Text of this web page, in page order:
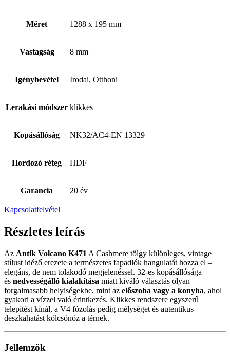
Méret 1288 x 195 mm
Vastagság 8 mm
Igénybevétel Irodai, Otthoni
Lerakási módszer klikkes
Kopásállóság NK32/AC4-EN 13329
Hordozó réteg HDF
Garancia 20 év
Kapcsolatfelvétel
Részletes leírás
Az Antik Volcano K471 A Cashmere tölgy különleges, vintage
stílust idéző erezete a természetes fapadlók hangulatát hozza el –
elegáns, de nem tolakodó megjelenéssel. 32-es kopásállósága
és nedvességálló kialakítása miatt kiváló választás olyan
forgalmasabb helyiségekbe, mint az előszoba vagy a konyha, ahol
gyakori a vízzel való érintkezés. Klikkes rendszere egyszerű
telepítést kínál, a V4 fózolás pedig mélységet és autentikus
deszkahatást kölcsönöz a térnek.
Jellemzők